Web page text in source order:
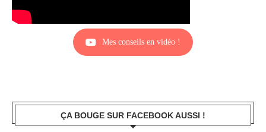
Mes conseils en vidéo !
ÇA BOUGE SUR FACEBOOK AUSSI !